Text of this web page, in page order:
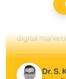
recommend
Dr. S.